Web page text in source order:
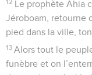
12 Le prophète Ahia
Jéroboam, retourne
pied dans la ville,
13 Alors tout le
funèbre et on